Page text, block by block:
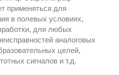
для
в полевых условиях,
для любых
аналоговых
целей,
сигналов и т.д.